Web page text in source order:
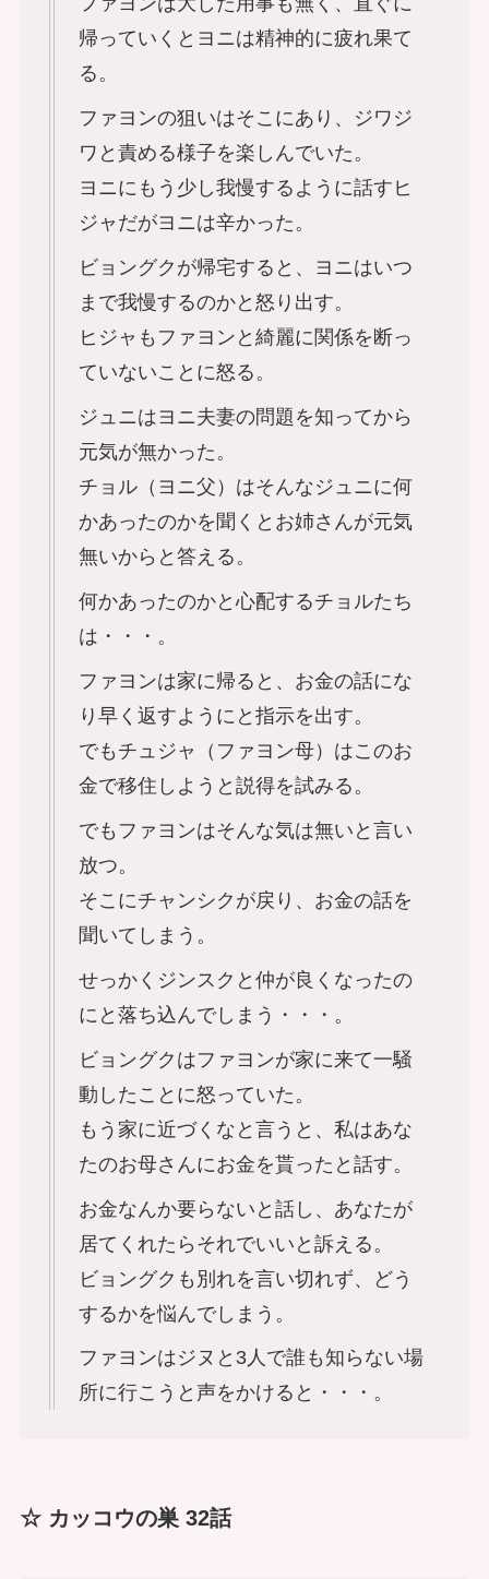
帰っていくとヨニは精神的に疲れ果て
る。
ファヨンの狙いはそこにあり、ジワジ
ワと責める様子を楽しんでいた。
ヨニにもう少し我慢するように話すヒ
ジャだがヨニは辛かった。
ビョングクが帰宅すると、ヨニはいつ
まで我慢するのかと怒り出す。
ヒジャもファヨンと綺麗に関係を断っ
ていないことに怒る。
ジュニはヨニ夫妻の問題を知ってから
元気が無かった。
チョル（ヨニ父）はそんなジュニに何
かあったのかを聞くとお姉さんが元気
無いからと答える。
何かあったのかと心配するチョルたち
は・・・。
ファヨンは家に帰ると、お金の話にな
り早く返すようにと指示を出す。
でもチュジャ（ファヨン母）はこのお
金で移住しようと説得を試みる。
でもファヨンはそんな気は無いと言い
放つ。
そこにチャンシクが戻り、お金の話を
聞いてしまう。
せっかくジンスクと仲が良くなったの
にと落ち込んでしまう・・・。
ビョングクはファヨンが家に来て一騒
動したことに怒っていた。
もう家に近づくなと言うと、私はあな
たのお母さんにお金を貰ったと話す。
お金なんか要らないと話し、あなたが
居てくれたらそれでいいと訴える。
ビョングクも別れを言い切れず、どう
するかを悩んでしまう。
ファヨンはジヌと3人で誰も知らない場
所に行こうと声をかけると・・・。
☆ カッコウの巣 32話